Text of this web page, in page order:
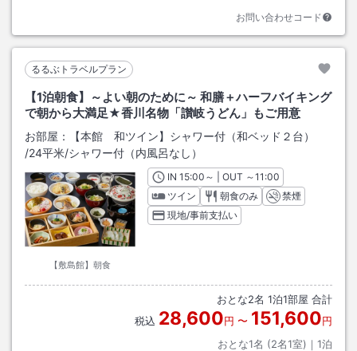
お問い合わせコード
るるぶトラベルプラン
【1泊朝食】～よい朝のために～ 和膳＋ハーフバイキング
で朝から大満足★香川名物「讃岐うどん」もご用意
お部屋：
【本館 和ツイン】シャワー付（和ベッド２台）
/24平米/シャワー付（内風呂なし）
【敷島館】朝食
INチェックイン
15:00 ～ | OUT チェックアウト
～11:00
ツイン
朝食のみ
禁煙
現地/事前支払い
おとな2名 1泊1部屋 合計
税込 28,600円 〜 151,600円
おとな1名 (2名1室)｜ 1泊